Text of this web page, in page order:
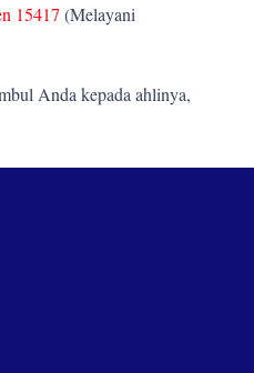
15417 (Melayani
Anda kepada ahlinya,